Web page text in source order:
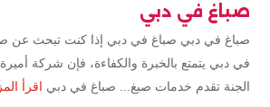
صباغ في دبي
صباغ في دبي صباغ في دبي إذا كنت تبحث عن
في دبي يتمتع بالخبرة والكفاءة، فإن شركة أميرة
الجنة تقدم خدمات صبغ... صباغ في دبي اقرأ